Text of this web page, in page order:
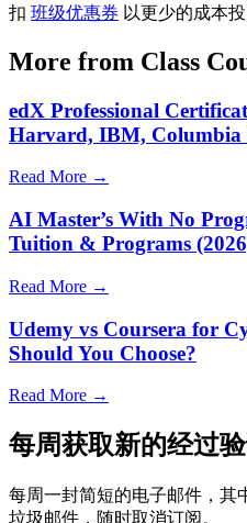
扣 班级优惠券 以更少的成本
More from Class
edX Professional
Harvard, IBM,
Read More →
AI Master’s With No
Tuition & Programs
Read More →
Udemy vs Coursera for
Should You Choose?
Read More →
每周获取新的经过
每周一封简短的电子邮件，其
垃圾邮件，随时取消订阅。